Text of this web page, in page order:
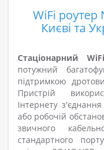
WiFi роутер
Києві та
Стаціонарний
потужний
підтримкою
Пристрій
Інтернету
або робочій
звичного
стандартного